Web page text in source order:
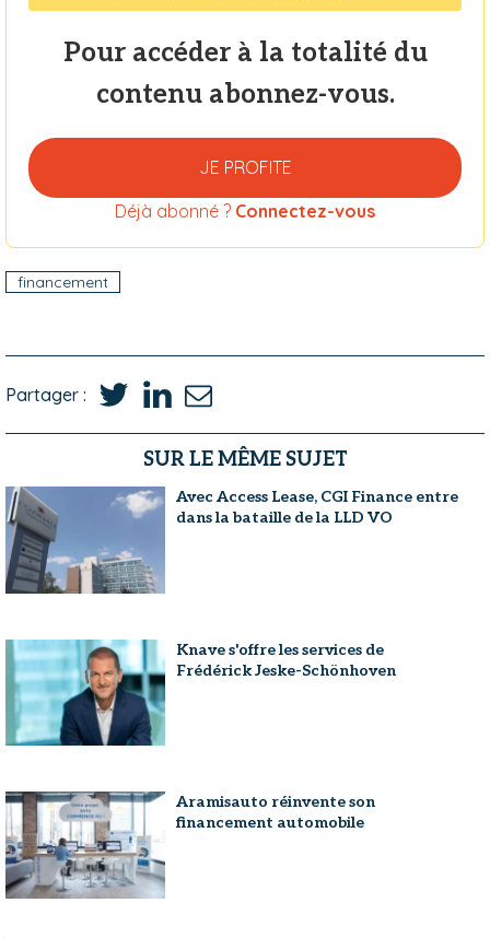
Pour accéder à la totalité du
contenu abonnez-vous.
JE PROFITE
Déjà abonné ? Connectez-vous
financement
Partager :
SUR LE MÊME SUJET
Avec Access Lease, CGI Finance entre
dans la bataille de la LLD VO
Knave s'offre les services de
Frédérick Jeske-Schönhoven
Aramisauto réinvente son
financement automobile